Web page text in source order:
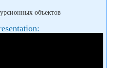
объектов